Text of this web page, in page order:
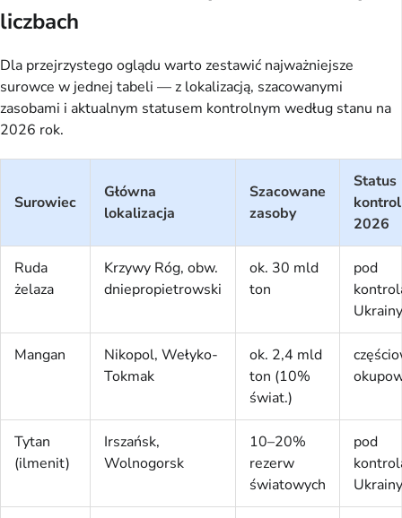
liczbach
Dla przejrzystego oglądu warto zestawić najważniejsze
surowce w jednej tabeli — z lokalizacją, szacowanymi
zasobami i aktualnym statusem kontrolnym według stanu na
2026 rok.
Surowiec
Główna
lokalizacja
Szacowane
zasoby
Status
2026
Ruda
żelaza
Krzywy Róg, obw.
dniepropietrowski
ok. 30 mld
ton
pod
Ukrainy
Mangan
Nikopol, Wełyko-
Tokmak
ok. 2,4 mld
ton (10%
świat.)
Tytan
(ilmenit)
Irszańsk,
Wolnogorsk
10–20%
rezerw
światowych
pod
Ukrainy